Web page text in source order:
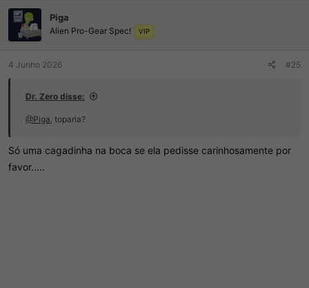
ç
õ
e
s
Piga
Alien Pro-Gear Spec! VIP
4 Junho 2026 #25
Dr. Zero disse:
@Piga, toparia?
Só uma cagadinha na boca se ela pedisse carinhosamente por
favor.....